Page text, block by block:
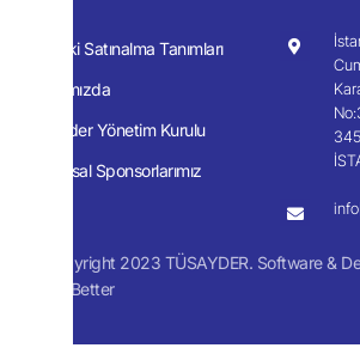
Mesleki Satınalma Tanımları
Hakkımızda
Tüsayder Yönetim Kurulu
Kurumsal Sponsorlarımız
© Copyright 2023 TÜSAYDER. Software &
Much Better